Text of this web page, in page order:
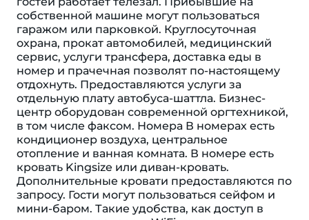
собственной машине могут пользоваться
гаражом или парковкой. Круглосуточная
охрана, прокат автомобилей, медицинский
сервис, услуги трансфера, доставка еды в
номер и прачечная позволят по-настоящему
отдохнуть. Предоставляются услуги за
отдельную плату автобуса-шаттла. Бизнес-
центр оборудован современной оргтехникой,
в том числе факсом. Номера В номерах есть
кондиционер воздуха, центральное
отопление и ванная комната. В номере есть
кровать Kingsize или диван-кровать.
Дополнительные кровати предоставляются по
запросу. Гости могут пользоваться сейфом и
мини-баром. Такие удобства, как доступ в